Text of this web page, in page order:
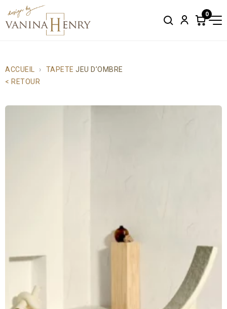
SearchAccount
0
Items
ACCUEIL TAPETE JEU D’OMBRE
< RETOUR